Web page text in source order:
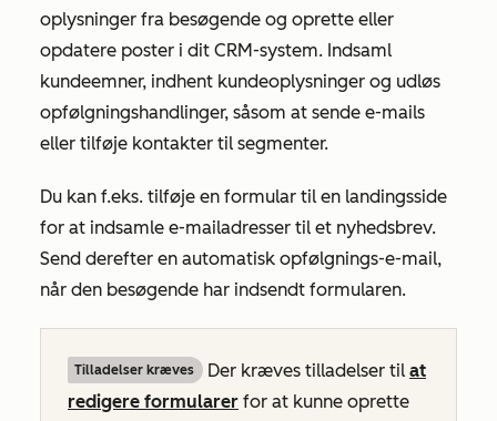
oplysninger fra besøgende og oprette eller
opdatere poster i dit CRM-system. Indsaml
kundeemner, indhent kundeoplysninger og udløs
opfølgningshandlinger, såsom at sende e-mails
eller tilføje kontakter til segmenter.
Du kan f.eks. tilføje en formular til en landingsside
for at indsamle e-mailadresser til et nyhedsbrev.
Send derefter en automatisk opfølgnings-e-mail,
når den besøgende har indsendt formularen.
Tilladelser kræves Der kræves tilladelser til at
redigere formularer for at kunne oprette